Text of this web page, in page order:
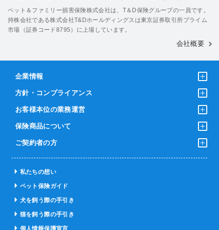
ペット＆ファミリー損害保険株式会社は、T＆D保険グループの一員です。
持株会社である株式会社T&Dホールディングスは東京証券取引所プライム
市場（証券コード8795）に上場しています。
会社概要
企業情報
方針・コンプライアンス
お客様本位の業務運営
保険商品について
ご契約者の方
私たちの想い
ペット保険ガイド
犬を飼う際の手引き
猫を飼う際の手引き
個人情報保護宣言